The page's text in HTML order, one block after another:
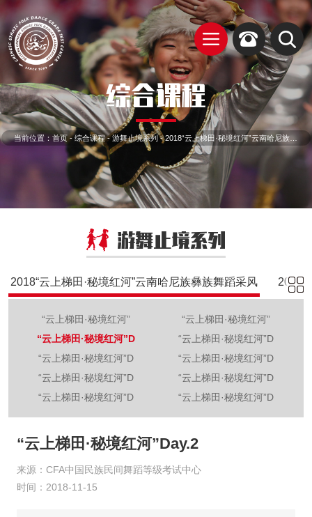
综合课程
当前位置：首页-综合课程-游舞止境系列-2018“云上梯田·秘境红河”云南哈尼族彝族舞蹈采风
游舞止境系列
2018“云上梯田·秘境红河”云南哈尼族彝族舞蹈采风
“云上梯田·秘境红河”
“云上梯田·秘境红河”
“云上梯田·秘境红河”D
“云上梯田·秘境红河”D
“云上梯田·秘境红河”D
“云上梯田·秘境红河”D
“云上梯田·秘境红河”D
“云上梯田·秘境红河”D
“云上梯田·秘境红河”D
“云上梯田·秘境红河”D
2018“
“云上梯田·秘境红河”Day.2
来源：CFA中国民族民间舞蹈等级考试中心
时间：2018-11-15